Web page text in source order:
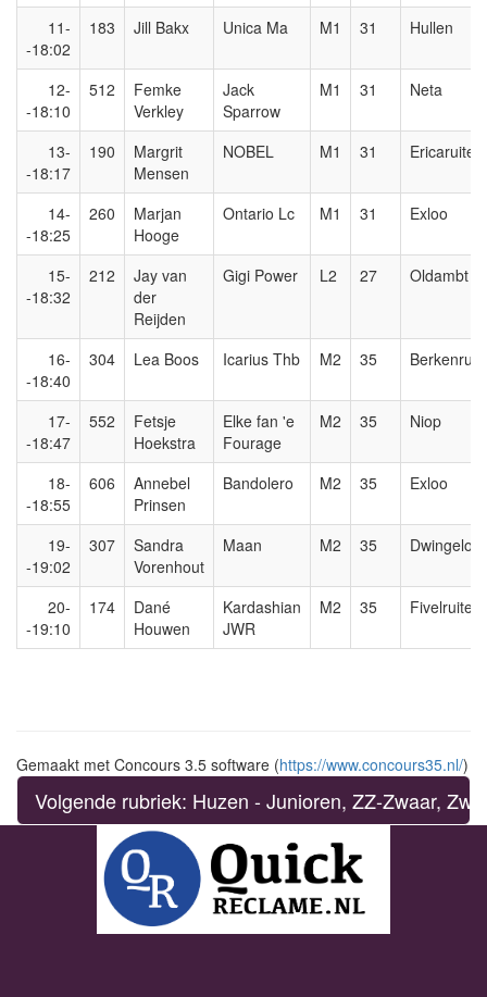
11-
-18:02
183 Jill Bakx Unica Ma M1 31 Hullen
12-
-18:10
512
Femke
Verkley
Jack
Sparrow
M1 31 Neta
13-
-18:17
190
Margrit
Mensen
NOBEL M1 31 Ericaruiters
14-
-18:25
260
Marjan
Hooge
Ontario Lc M1 31 Exloo
15-
-18:32
212
Jay van
der
Reijden
Gigi Power L2 27 Oldambt
16-
-18:40
304 Lea Boos Icarius Thb M2 35
17-
-18:47
552
Fetsje
Hoekstra
Elke fan 'e
Fourage
M2 35 Niop
18-
-18:55
606
Annebel
Prinsen
Bandolero M2 35 Exloo
19-
-19:02
307
Sandra
Vorenhout
Maan M2 35 Dwingeloo
20-
-19:10
174
Dané
Houwen
Kardashian
JWR
M2 35 Fivelruiters
Gemaakt met Concours 3.5 software (https://www.concours35.nl/)
Volgende rubriek: Huzen - Junioren, ZZ-Zwaar,